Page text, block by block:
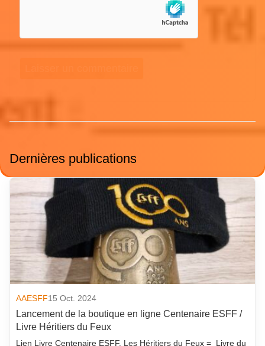
Dernières publications
AAESFF15 Oct. 2024
Lancement de la boutique en ligne Centenaire ESFF /
Livre Héritiers du Feux
Lien Livre Centenaire ESFF, Les Héritiers du Feux = Livre du